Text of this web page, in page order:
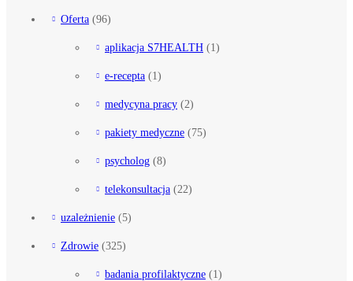
Oferta (96)
aplikacja S7HEALTH (1)
e-recepta (1)
medycyna pracy (2)
pakiety medyczne (75)
psycholog (8)
telekonsultacja (22)
uzależnienie (5)
Zdrowie (325)
badania profilaktyczne (1)